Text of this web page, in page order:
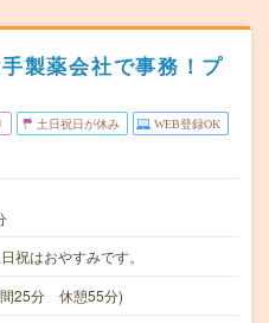
製薬会社で事務！プ
土日祝日が休み WEB登録OK
はおやすみです。
25分 休憩55分)